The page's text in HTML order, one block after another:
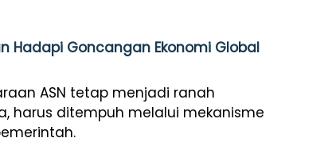
Hadapi Goncangan Ekonomi Global
ASN tetap menjadi ranah
harus ditempuh melalui mekanisme